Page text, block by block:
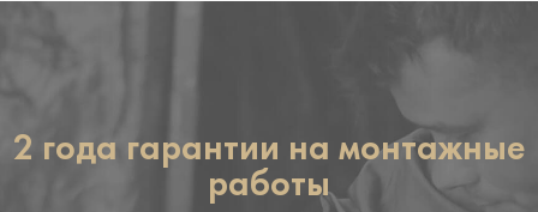
2 года гарантии на монтажные
работы